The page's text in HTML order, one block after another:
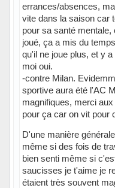
errances/absences,
vite dans la saison car
pour sa santé mentale,
joué, ça a mis du
qu'il ne joue plus, et y
moi oui.
-contre Milan.
sportive aura été l'AC
magnifiques, merci
pour ça car on vit pour
D'une manière
même si des fois de
bien senti même si
saucisses je t'aime je
étaient très souvent